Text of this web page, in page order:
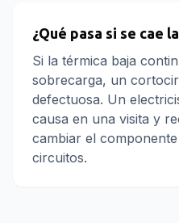
¿Qué pasa si se cae
Si la térmica baja
sobrecarga, un
defectuosa. Un
causa en una visita y
cambiar el
circuitos.